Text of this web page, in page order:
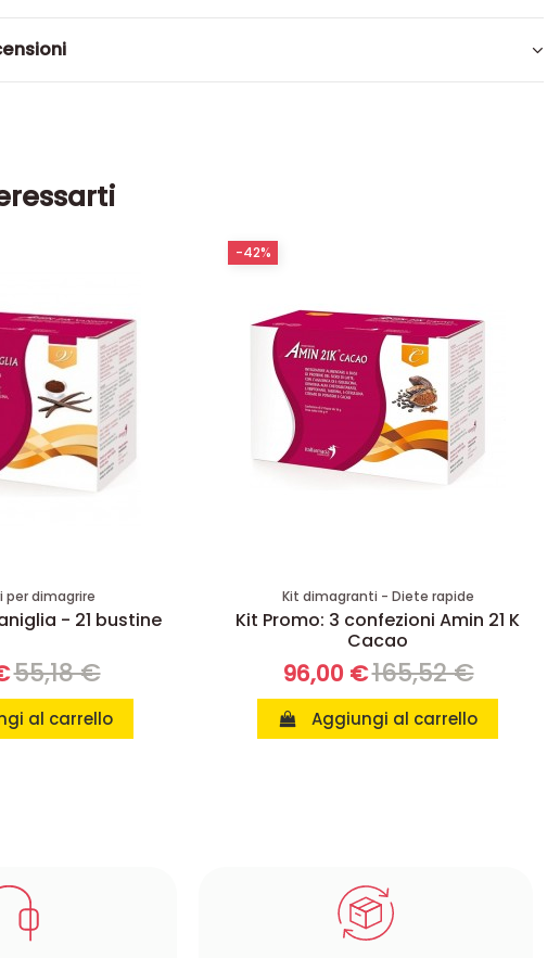
per dimagrire
- 21 bustine
55,18 €
al carrello
Kit dimagranti - Diete rapide
Kit Promo: 3 confezioni Amin 21 K
Cacao
96,00 €165,52 €
Aggiungi al carrello
-42%